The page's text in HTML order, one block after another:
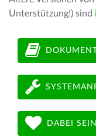
Unterstützung!) sind
DABEI SEIN